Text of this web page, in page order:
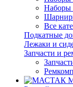
Наборы
Все
Подкатные
Лежаки и
Запчасти и